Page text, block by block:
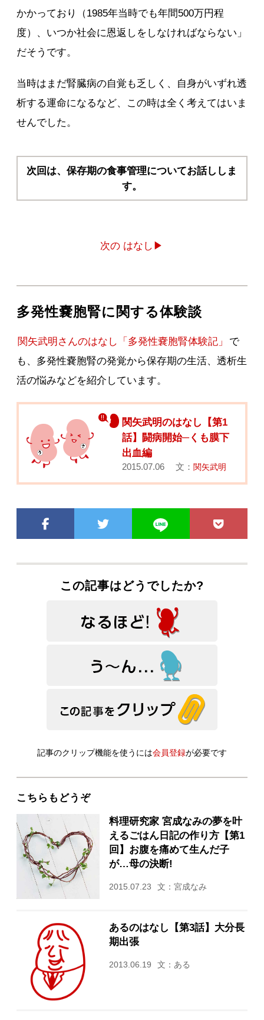
かかっており（1985年当時でも年間500万円程
度）、いつか社会に恩返しをしなければならない」
だそうです。
当時はまだ腎臓病の自覚も乏しく、自身がいずれ透
析する運命になるなど、この時は全く考えてはいま
せんでした。
次回は、保存期の食事管理についてお話ししま
す。
次の はなし▶
多発性嚢胞腎に関する体験談
関矢武明さんのはなし「多発性嚢胞腎体験記」
で
も、多発性嚢胞腎の発覚から保存期の生活、透析生
活の悩みなどを紹介しています。
関矢武明のはなし【第1
話】闘病開始─くも膜下
出血編
2015.07.06 文：関矢武明
この記事はどうでしたか?
記事のクリップ機能を使うには会員登録が必要です
こちらもどうぞ
料理研究家 宮成なみの夢を叶
えるごはん日記の作り方【第1
回】お腹を痛めて生んだ子
が…母の決断!
2015.07.23 文：宮成なみ
あるのはなし【第3話】大分長
期出張
2013.06.19 文：ある